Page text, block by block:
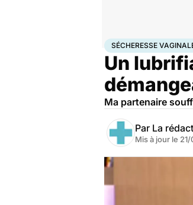
AccueilBien-êtreSexo
SÉCHERESSE
Un
Ma partenaire
Par La
Mis à jour le 21/